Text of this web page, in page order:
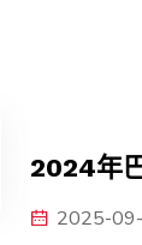
2024年
2025-